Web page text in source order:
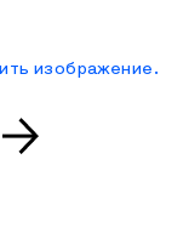
изображение.
слайдера
слайдера